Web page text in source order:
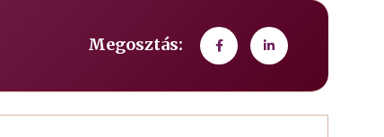
Megosztás: